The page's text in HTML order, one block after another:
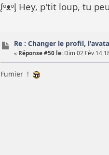
ᶘᵒᴥᵒᶅ Hey, p'tit loup, tu
Re : Changer le profil,
« Réponse #50 le: Dim 02 Fév 14
Fumier !